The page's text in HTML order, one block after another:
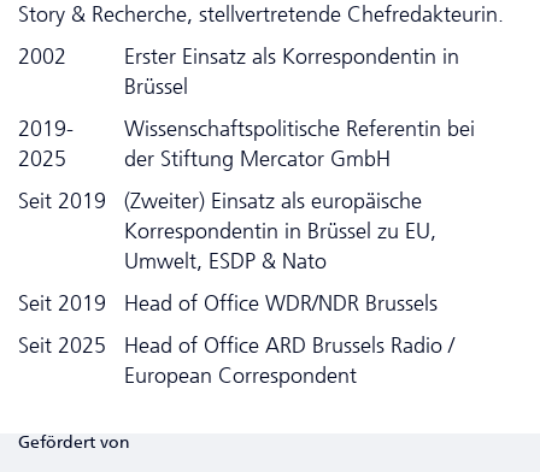
Story & Recherche, stellvertretende Chefredakteurin.
2002
Erster Einsatz als Korrespondentin in
Brüssel
2019-
2025
Wissenschaftspolitische Referentin bei
der Stiftung Mercator GmbH
Seit 2019
(Zweiter) Einsatz als europäische
Korrespondentin in Brüssel zu EU,
Umwelt, ESDP & Nato
Seit 2019
Head of Office WDR/NDR Brussels
Seit 2025
Head of Office ARD Brussels Radio /
European Correspondent
Gefördert von